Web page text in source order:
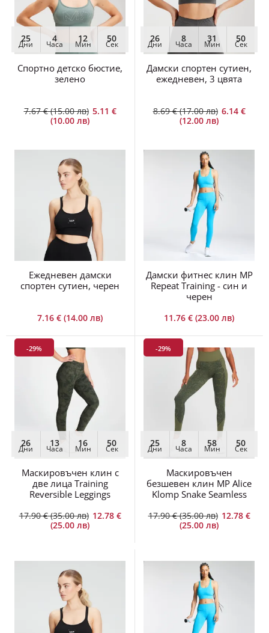
25
Дни
4
Часа
12
Мин
48
Сек
Спортно детско бюстие,
зелено
7.67 € (15.00 лв) 5.11 €
(10.00 лв)
26
Дни
8
Часа
31
Мин
48
Сек
Дамски спортен сутиен,
ежедневен, 3 цвята
8.69 € (17.00 лв) 6.14 €
(12.00 лв)
Ежедневен дамски
спортен сутиен, черен
7.16 € (14.00 лв)
Дамски фитнес клин MP
Repeat Training - син и
черен
11.76 € (23.00 лв)
-29%
26
Дни
13
Часа
16
Мин
48
Сек
Маскировъчен клин с
две лица Training
Reversible Leggings
17.90 € (35.00 лв) 12.78 €
(25.00 лв)
-29%
25
Дни
8
Часа
58
Мин
48
Сек
Маскировъчен
безшевен клин MP Alice
Klomp Snake Seamless
17.90 € (35.00 лв) 12.78 €
(25.00 лв)